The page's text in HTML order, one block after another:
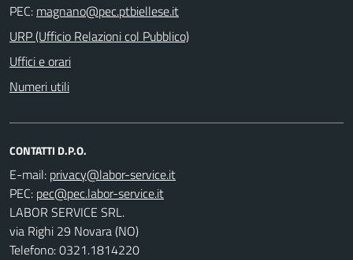
PEC:
URP (Ufficio Relazioni col Pubblico)
Uffici e orari
Numeri utili
CONTATTI D.P.O.
E-mail:
PEC:
LABOR SERVICE SRL.
via Righi 29 Novara (NO)
Telefono: 0321.1814220